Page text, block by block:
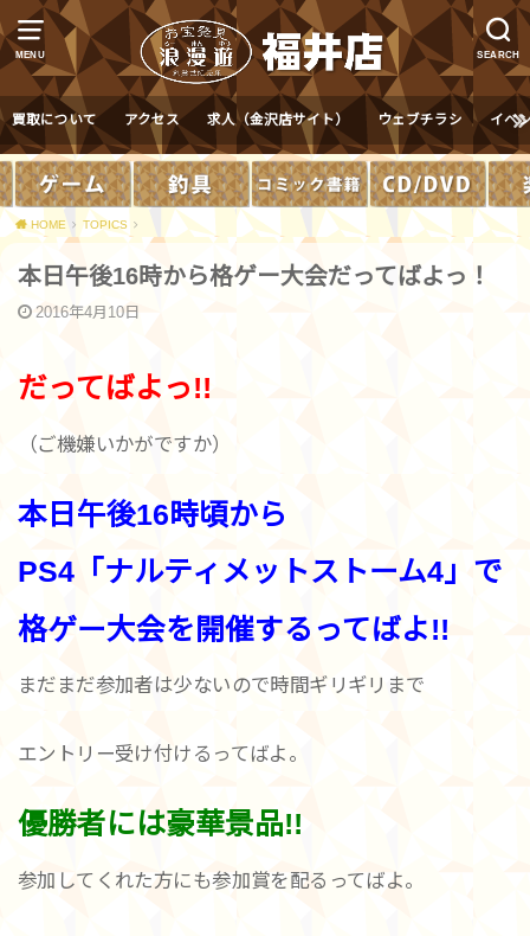
MENU SEARCH
買取について アクセス 求人（金沢店サイト） ウェブチラシ イベ
HOME TOPICS
本日午後16時から格ゲー大会だってばよっ！
2016年4月10日
だってばよっ!!
（ご機嫌いかがですか）
本日午後16時頃から
PS4「ナルティメットストーム4」で
格ゲー大会を開催するってばよ!!
まだまだ参加者は少ないので時間ギリギリまで
エントリー受け付けるってばよ。
優勝者には豪華景品!!
参加してくれた方にも参加賞を配るってばよ。